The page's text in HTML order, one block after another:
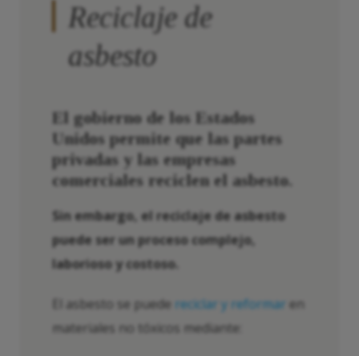
Reciclaje de
asbesto
El gobierno de los Estados
Unidos permite que las partes
privadas y las empresas
comerciales reciclen el asbesto.
Sin embargo, el reciclaje de asbesto
puede ser un proceso complejo,
laborioso y costoso.
El asbesto se puede reciclar y reformar en
materiales no tóxicos mediante: